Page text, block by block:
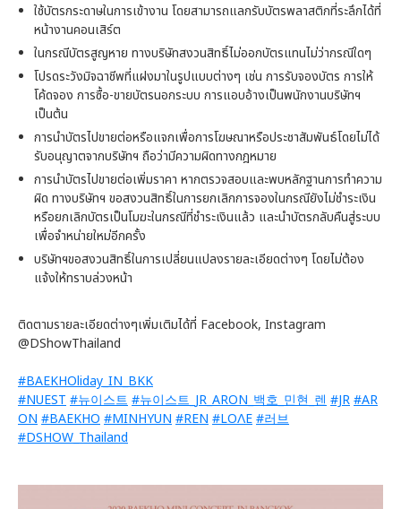
ใช้บัตรกระดาษในการเข้างาน โดยสามารถแลกรับบัตรพลาสติกที่ระลึกได้ที่
หน้างานคอนเสิร์ต
ในกรณีบัตรสูญหาย ทางบริษัทสงวนสิทธิ์ไม่ออกบัตรแทนไม่ว่ากรณีใดๆ
โปรดระวังมิจฉาชีพที่แฝงมาในรูปแบบต่างๆ เช่น การรับจองบัตร การให้
โค้ดจอง การซื้อ-ขายบัตรนอกระบบ การแอบอ้างเป็นพนักงานบริษัทฯ
เป็นต้น
การนำบัตรไปขายต่อหรือแจกเพื่อการโฆษณาหรือประชาสัมพันธ์โดยไม่ได้
รับอนุญาตจากบริษัทฯ ถือว่ามีความผิดทางกฎหมาย
การนำบัตรไปขายต่อเพิ่มราคา หากตรวจสอบและพบหลักฐานการทำความ
ผิด ทางบริษัทฯ ขอสงวนสิทธิ์ในการยกเลิกการจองในกรณียังไม่ชำระเงิน
หรือยกเลิกบัตรเป็นโมฆะในกรณีที่ชำระเงินแล้ว และนำบัตรกลับคืนสู่ระบบ
เพื่อจำหน่ายใหม่อีกครั้ง
บริษัทฯขอสงวนสิทธิ์ในการเปลี่ยนแปลงรายละเอียดต่างๆ โดยไม่ต้อง
แจ้งให้ทราบล่วงหน้า
ติดตามรายละเอียดต่างๆเพิ่มเติมได้ที่ Facebook, Instagram
@DShowThailand
#BAEKHOliday_IN_BKK
#NUEST #뉴이스트 #뉴이스트_JR_ARON_백호_민현_렌 #JR#AR
ON #BAEKHO #MINHYUN #REN #LOΛE#러브
#DSHOW_Thailand